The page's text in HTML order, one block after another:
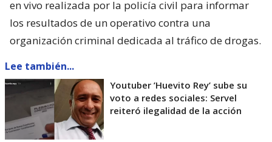
en vivo realizada por la policía civil para informar
los resultados de un operativo contra una
organización criminal dedicada al tráfico de drogas.
Lee también...
Youtuber ’Huevito Rey’ sube su
voto a redes sociales: Servel
reiteró ilegalidad de la acción